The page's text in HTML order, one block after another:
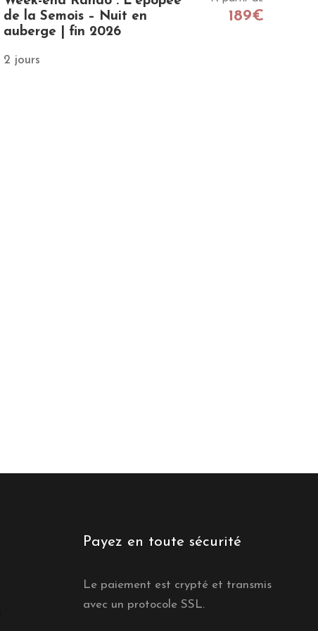
de la Semois – Nuit en
auberge | fin 2026
189€
2 jours
Payez en toute sécurité
Le paiement est crypté et transmis
avec un protocole SSL.